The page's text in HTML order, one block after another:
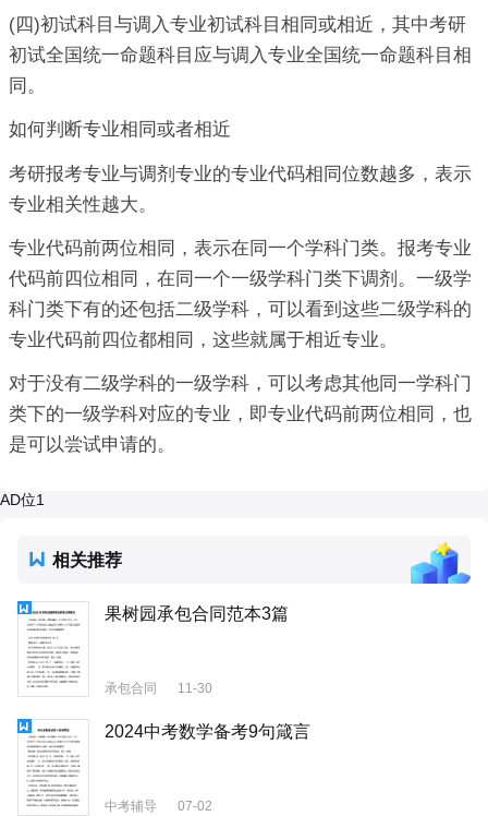
(四)初试科目与调入专业初试科目相同或相近，其中考研
初试全国统一命题科目应与调入专业全国统一命题科目相
同。
如何判断专业相同或者相近
考研报考专业与调剂专业的专业代码相同位数越多，表示
专业相关性越大。
专业代码前两位相同，表示在同一个学科门类。报考专业
代码前四位相同，在同一个一级学科门类下调剂。一级学
科门类下有的还包括二级学科，可以看到这些二级学科的
专业代码前四位都相同，这些就属于相近专业。
对于没有二级学科的一级学科，可以考虑其他同一学科门
类下的一级学科对应的专业，即专业代码前两位相同，也
是可以尝试申请的。
AD位1
相关推荐
果树园承包合同范本3篇
承包合同 11-30
2024中考数学备考9句箴言
中考辅导 07-02